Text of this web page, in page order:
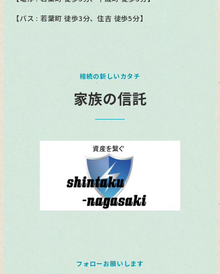
【バス : 若葉町 徒歩3分、住吉 徒歩5分】
相続の新しいカタチ
家族の信託
フォローお願いします